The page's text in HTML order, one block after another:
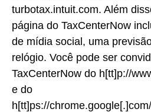
turbotax.intuit.com. Além
página do TaxCenterNow
de mídia social, uma
relógio. Você pode ser
TaxCenterNow do h[tt]p://
e do
h[tt]ps://